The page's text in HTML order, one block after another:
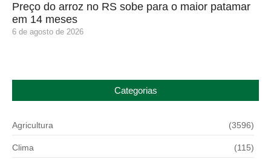
Preço do arroz no RS sobe para o maior patamar
em 14 meses
6 de agosto de 2026
Categorias
Agricultura (3596)
Clima (115)